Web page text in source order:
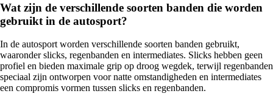
Wat zijn de verschillende soorten banden die worden
gebruikt in de autosport?
In de autosport worden verschillende soorten banden gebruikt,
waaronder slicks, regenbanden en intermediates. Slicks hebben geen
profiel en bieden maximale grip op droog wegdek, terwijl regenbanden
speciaal zijn ontworpen voor natte omstandigheden en intermediates
een compromis vormen tussen slicks en regenbanden.